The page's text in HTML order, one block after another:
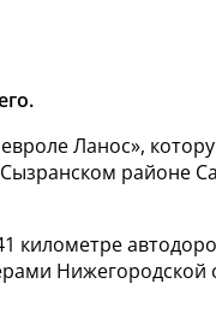
Ланос»,
районе
километре
Нижегородской